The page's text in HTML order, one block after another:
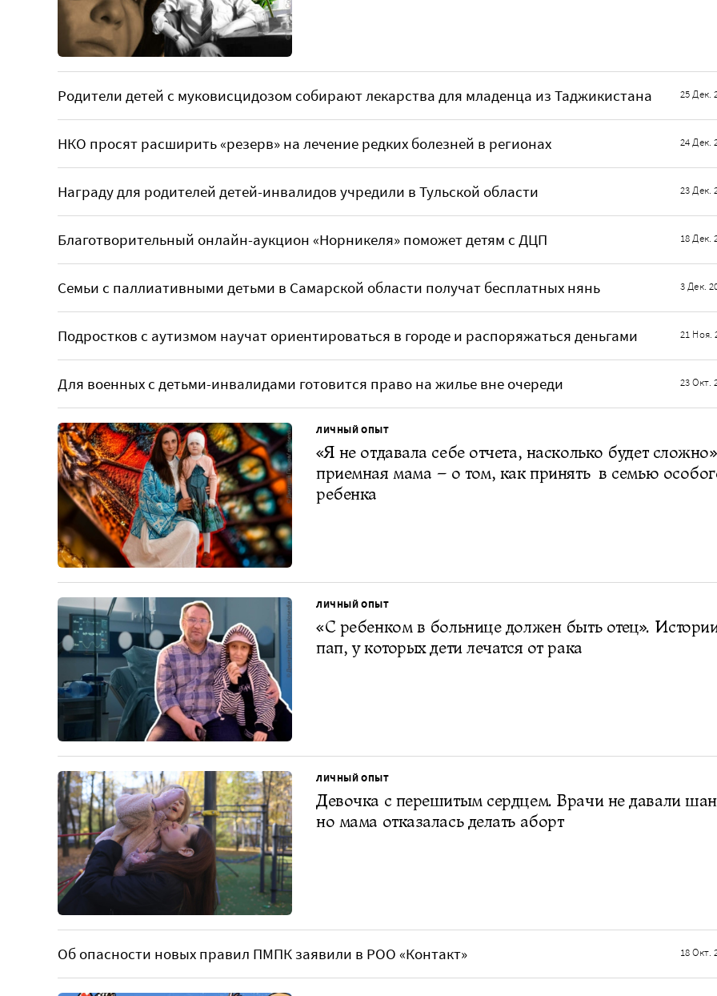
Родители детей с муковисцидозом собирают лекарства для младенца из Таджикистана 25 Дек.
НКО просят расширить «резерв» на лечение редких болезней в регионах 24 Дек.
Награду для родителей детей-инвалидов учредили в Тульской области 23 Дек.
Благотворительный онлайн-аукцион «Норникеля» поможет детям с ДЦП 18 Дек.
Семьи с паллиативными детьми в Самарской области получат бесплатных нянь 3 Дек.
Подростков с аутизмом научат ориентироваться в городе и распоряжаться деньгами 21 Ноя.
Для военных с детьми-инвалидами готовится право на жилье вне очереди 23 Окт.
ЛИЧНЫЙ ОПЫТ
«Я не отдавала себе отчета, насколько будет
приемная мама – о том, как принять в семью
ребенка
ЛИЧНЫЙ ОПЫТ
«С ребенком в больнице должен быть отец».
пап, у которых дети лечатся от рака
ЛИЧНЫЙ ОПЫТ
Девочка с перешитым сердцем. Врачи не давали
но мама отказалась делать аборт
Об опасности новых правил ПМПК заявили в РОО «Контакт» 18 Окт.